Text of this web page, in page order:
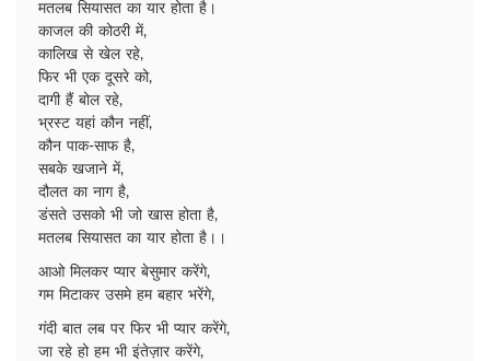
मतलब सियासत का यार होता है।
काजल की कोठरी में,
कालिख से खेल रहे,
फिर भी एक दूसरे को,
दागी हैं बोल रहे,
भ्रस्ट यहां कौन नहीं,
कौन पाक-साफ है,
सबके खजाने में,
दौलत का नाग है,
डंसते उसको भी जो खास होता है,
मतलब सियासत का यार होता है।।
आओ मिलकर प्यार बेसुमार करेंगे,
गम मिटाकर उसमे हम बहार भरेंगे,
गंदी बात लब पर फिर भी प्यार करेंगे,
जा रहे हो हम भी इंतेज़ार करेंगे,